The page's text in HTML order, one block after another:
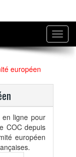
européen
en ligne pour
COC depuis
européen